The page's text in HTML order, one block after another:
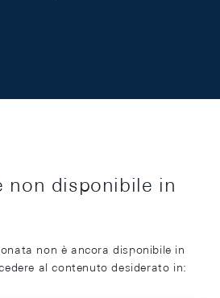
non disponibile in
non è ancora disponibile in
al contenuto desiderato in: